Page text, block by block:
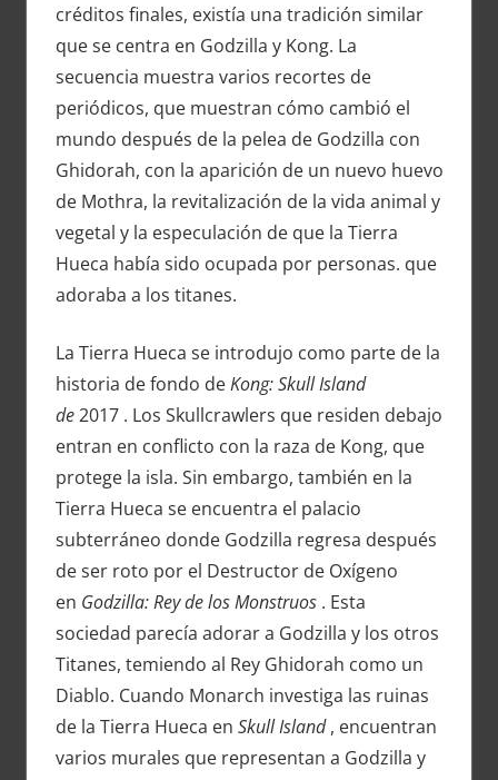
créditos finales, existía una tradición similar
que se centra en Godzilla y Kong. La
secuencia muestra varios recortes de
periódicos, que muestran cómo cambió el
mundo después de la pelea de Godzilla con
Ghidorah, con la aparición de un nuevo huevo
de Mothra, la revitalización de la vida animal y
vegetal y la especulación de que la Tierra
Hueca había sido ocupada por personas. que
adoraba a los titanes.
La Tierra Hueca se introdujo como parte de la
historia de fondo deKong: Skull Island
de2017 . Los Skullcrawlers que residen debajo
entran en conflicto con la raza de Kong, que
protege la isla. Sin embargo, también en la
Tierra Hueca se encuentra el palacio
subterráneo donde Godzilla regresa después
de ser roto por el Destructor de Oxígeno
en Godzilla: Rey de los Monstruos. Esta
sociedad parecía adorar a Godzilla y los otros
Titanes, temiendo al Rey Ghidorah como un
Diablo. Cuando Monarch investiga las ruinas
de la Tierra Hueca en Skull Island, encuentran
varios murales que representan a Godzilla y